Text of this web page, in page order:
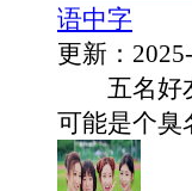
语中字
更新：
五名好友
可能是个臭